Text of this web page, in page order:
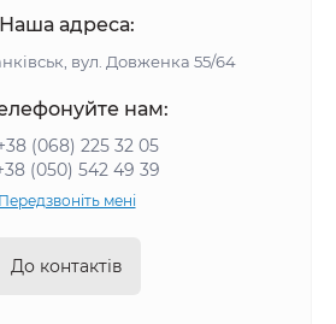
Наша адреса:
вул. Довженка 55/64
нам:
(068) 225 32 05
(050) 542 49 39
Передзвоніть мені
До контактів